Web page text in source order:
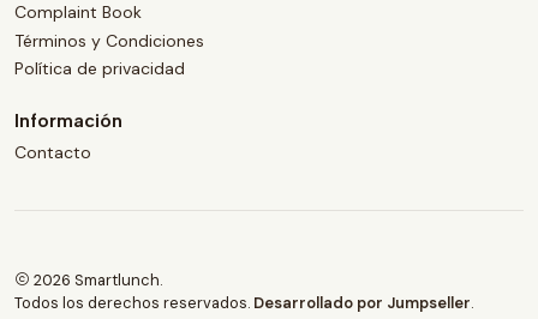
Complaint Book
Términos y Condiciones
Política de privacidad
Información
Contacto
2026 Smartlunch.
Todos los derechos reservados. Desarrollado por Jumpseller.